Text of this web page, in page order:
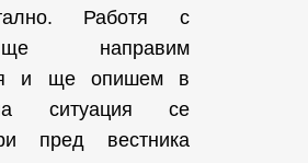
Работя с
направим
и ще опишем в
ситуация се
пред вестника